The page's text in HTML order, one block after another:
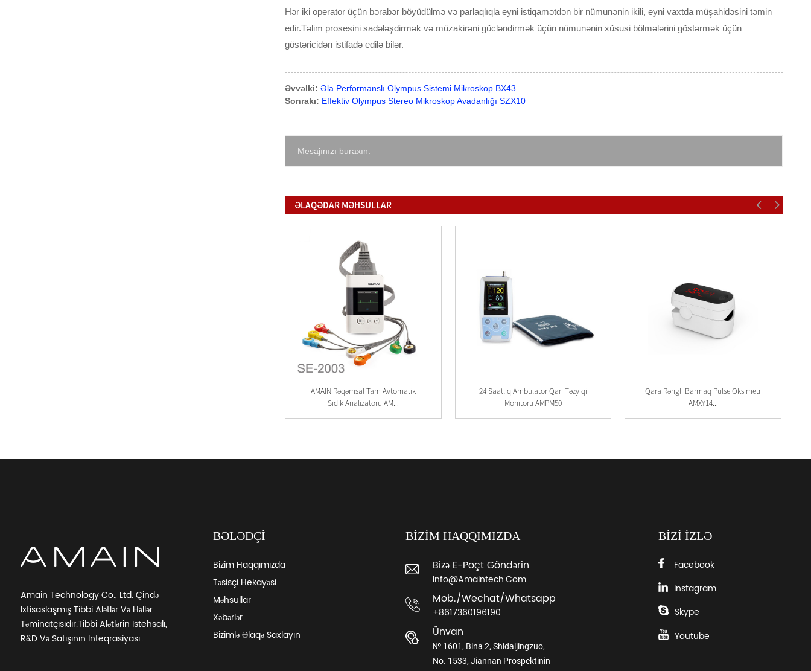
Hər iki operator üçün bərabər böyüdülmə və parlaqlıqla eyni istiqamətdən bir nümunənin ikili, eyni vaxtda müşahidəsini təmin
edir.Təlim prosesini sadələşdirmək və müzakirəni gücləndirmək üçün nümunənin xüsusi bölmələrini göstərmək üçün
göstəricidən istifadə edilə bilər.
Əvvəlki: Əla Performanslı Olympus Sistemi Mikroskop BX43
Sonrakı: Effektiv Olympus Stereo Mikroskop Avadanlığı SZX10
Mesajınızı buraxın:
ƏLAQƏDAR MƏHSULLAR
AMAIN Rəqəmsal Tam Avtomatik
Sidik Analizatoru AM...
24 Saatlıq Ambulator Qan Təzyiqi
Monitoru AMPM50
Qara Rəngli Barmaq Pulse Oksimetr
AMXY14...
Amain Technology Co., Ltd. Çində
Ixtisaslaşmış Tibbi Alətlər Və Həllər
Təminatçısıdır.Tibbi Alətlərin Istehsalı,
R&D Və Satışının Inteqrasiyası..
BƏLƏDÇI
Bizim Haqqımızda
Təsisçi Hekayəsi
Məhsullar
Xəbərlər
Bizimlə Əlaqə Saxlayın
BIZIM HAQQIMIZDA
Bizə E-Poçt Göndərin
Info@amaintech.com
Mob./wechat/whatsapp
+8617360196190
Ünvan
№ 1601, Bina 2, Shidaijingzuo,
No. 1533, Jiannan Prospektinin
BIZI IZLƏ
Facebook
Instagram
Skype
Youtube